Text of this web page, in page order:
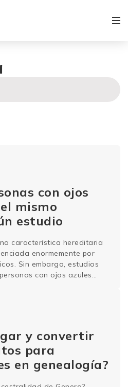
con ojos
mismo
estudio
característica hereditaria
enormemente por
Sin embargo, estudios
con ojos azules
del color de los ojos.
y convertir
para
en genealogía?